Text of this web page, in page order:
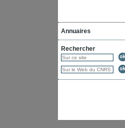
Annuaires
Rechercher